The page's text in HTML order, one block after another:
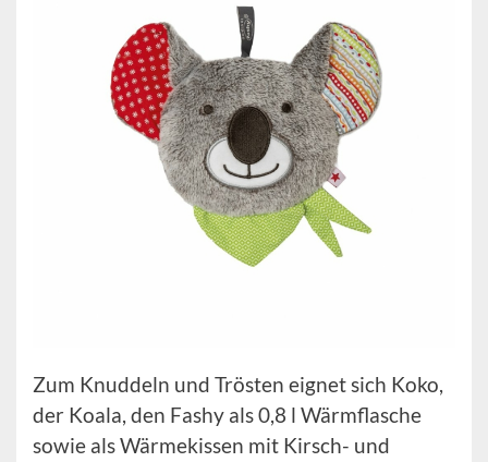
Zum Knuddeln und Trösten eignet sich Koko,
der Koala, den Fashy als 0,8 l Wärmflasche
sowie als Wärmekissen mit Kirsch- und